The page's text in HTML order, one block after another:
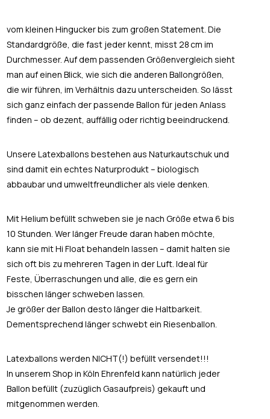
vom kleinen Hingucker bis zum großen Statement. Die
Standardgröße, die fast jeder kennt, misst 28 cm im
Durchmesser. Auf dem passenden Größenvergleich sieht
man auf einen Blick, wie sich die anderen Ballongrößen,
die wir führen, im Verhältnis dazu unterscheiden. So lässt
sich ganz einfach der passende Ballon für jeden Anlass
finden – ob dezent, auffällig oder richtig beeindruckend.
Unsere Latexballons bestehen aus Naturkautschuk und
sind damit ein echtes Naturprodukt – biologisch
abbaubar und umweltfreundlicher als viele denken.
Mit Helium befüllt schweben sie je nach Größe etwa 6 bis
10 Stunden. Wer länger Freude daran haben möchte,
kann sie mit Hi Float behandeln lassen – damit halten sie
sich oft bis zu mehreren Tagen in der Luft. Ideal für
Feste, Überraschungen und alle, die es gern ein
bisschen länger schweben lassen.
Je größer der Ballon desto länger die Haltbarkeit.
Dementsprechend länger schwebt ein Riesenballon.
Latexballons werden NICHT(!) befüllt versendet!!!
In unserem Shop in Köln Ehrenfeld kann natürlich jeder
Ballon befüllt (zuzüglich Gasaufpreis) gekauft und
mitgenommen werden.